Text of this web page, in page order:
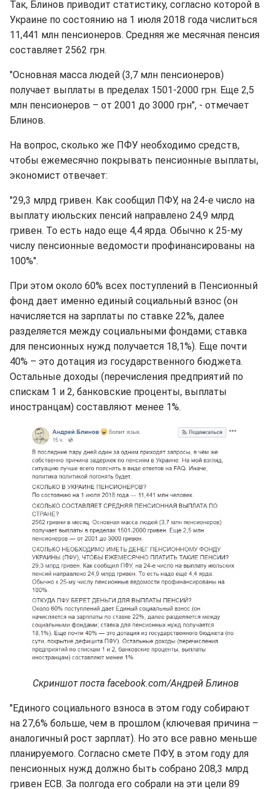
Так, Блинов приводит статистику, согласно которой в
Украине по состоянию на 1 июля 2018 года числиться
11,441 млн пенсионеров. Средняя же месячная пенсия
составляет 2562 грн.
"Основная масса людей (3,7 млн пенсионеров)
получает выплаты в пределах 1501-2000 грн. Еще 2,5
млн пенсионеров – от 2001 до 3000 грн", - отмечает
Блинов.
На вопрос, сколько же ПФУ необходимо средств,
чтобы ежемесячно покрывать пенсионные выплаты,
экономист отвечает:
"29,3 млрд гривен. Как сообщил ПФУ, на 24-е число на
выплату июльских пенсий направлено 24,9 млрд
гривен. То есть надо еще 4,4 ярда. Обычно к 25-му
числу пенсионные ведомости профинансированы на
100%".
При этом около 60% всех поступлений в Пенсионный
фонд дает именно единый социальный взнос (он
начисляется на зарплаты по ставке 22%, далее
разделяется между социальными фондами; ставка
для пенсионных нужд получается 18,1%). Еще почти
40% – это дотация из государственного бюджета.
Остальные доходы (перечисления предприятий по
спискам 1 и 2, банковские проценты, выплаты
иностранцам) составляют менее 1%.
Скриншот поста facebook.com/Андрей Блинов
"Единого социального взноса в этом году собирают
на 27,6% больше, чем в прошлом (ключевая причина –
аналогичный рост зарплат). Но это все равно меньше
планируемого. Согласно смете ПФУ, в этом году для
пенсионных нужд должно быть собрано 208,3 млрд
гривен ЕСВ. За полгода его собрали на эти цели 89